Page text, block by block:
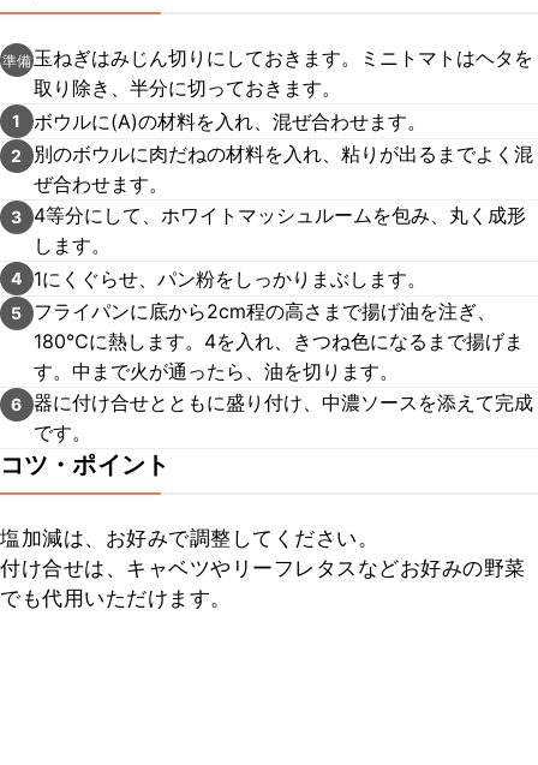
準備 玉ねぎはみじん切りにしておきます。ミニトマトはヘタを
取り除き、半分に切っておきます。
1 ボウルに(A)の材料を入れ、混ぜ合わせます。
2
別のボウルに肉だねの材料を入れ、粘りが出るまでよく混
ぜ合わせます。
3
4等分にして、ホワイトマッシュルームを包み、丸く成形
します。
4 1にくぐらせ、パン粉をしっかりまぶします。
5
フライパンに底から2cm程の高さまで揚げ油を注ぎ、
180℃に熱します。4を入れ、きつね色になるまで揚げま
す。中まで火が通ったら、油を切ります。
6 器に付け合せとともに盛り付け、中濃ソースを添えて完成
です。
コツ・ポイント
塩加減は、お好みで調整してください。
付け合せは、キャベツやリーフレタスなどお好みの野菜
でも代用いただけます。